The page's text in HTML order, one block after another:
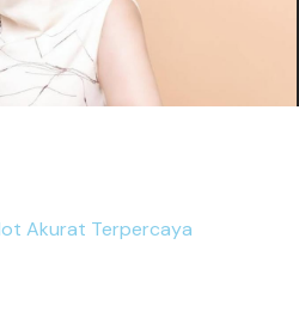
Akurat Terpercaya